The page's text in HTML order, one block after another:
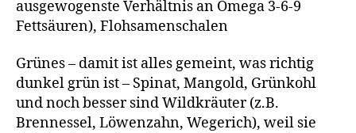
ausgewogenste Verhältnis an Omega 3-6-9
Fettsäuren), Flohsamenschalen
Grünes – damit ist alles gemeint, was richtig
dunkel grün ist – Spinat, Mangold, Grünkohl
und noch besser sind Wildkräuter (z.B.
Brennessel, Löwenzahn, Wegerich), weil sie